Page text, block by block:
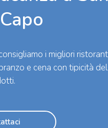
i migliori
e cena con tipicità